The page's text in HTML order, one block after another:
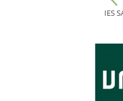
IES